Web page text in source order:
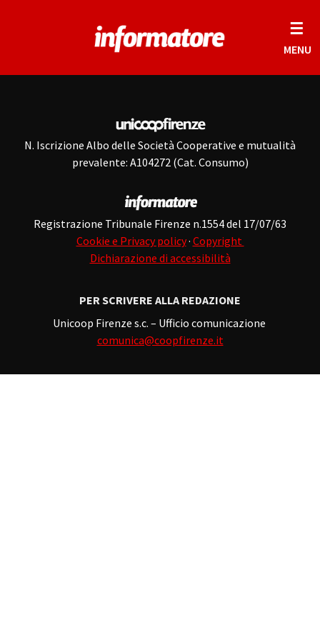
☰
MENU
N. Iscrizione Albo delle Società Cooperative e mutualità
prevalente: A104272 (Cat. Consumo)
Registrazione Tribunale Firenze n.1554 del 17/07/63
Cookie e Privacy policy· Copyright
Dichiarazione di accessibilità
PER SCRIVERE ALLA REDAZIONE
Unicoop Firenze s.c. – Ufficio comunicazione
comunica@coopfirenze.it